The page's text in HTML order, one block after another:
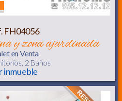
FH04056
y zona ajardinada
en Venta
2 Baños
inmueble